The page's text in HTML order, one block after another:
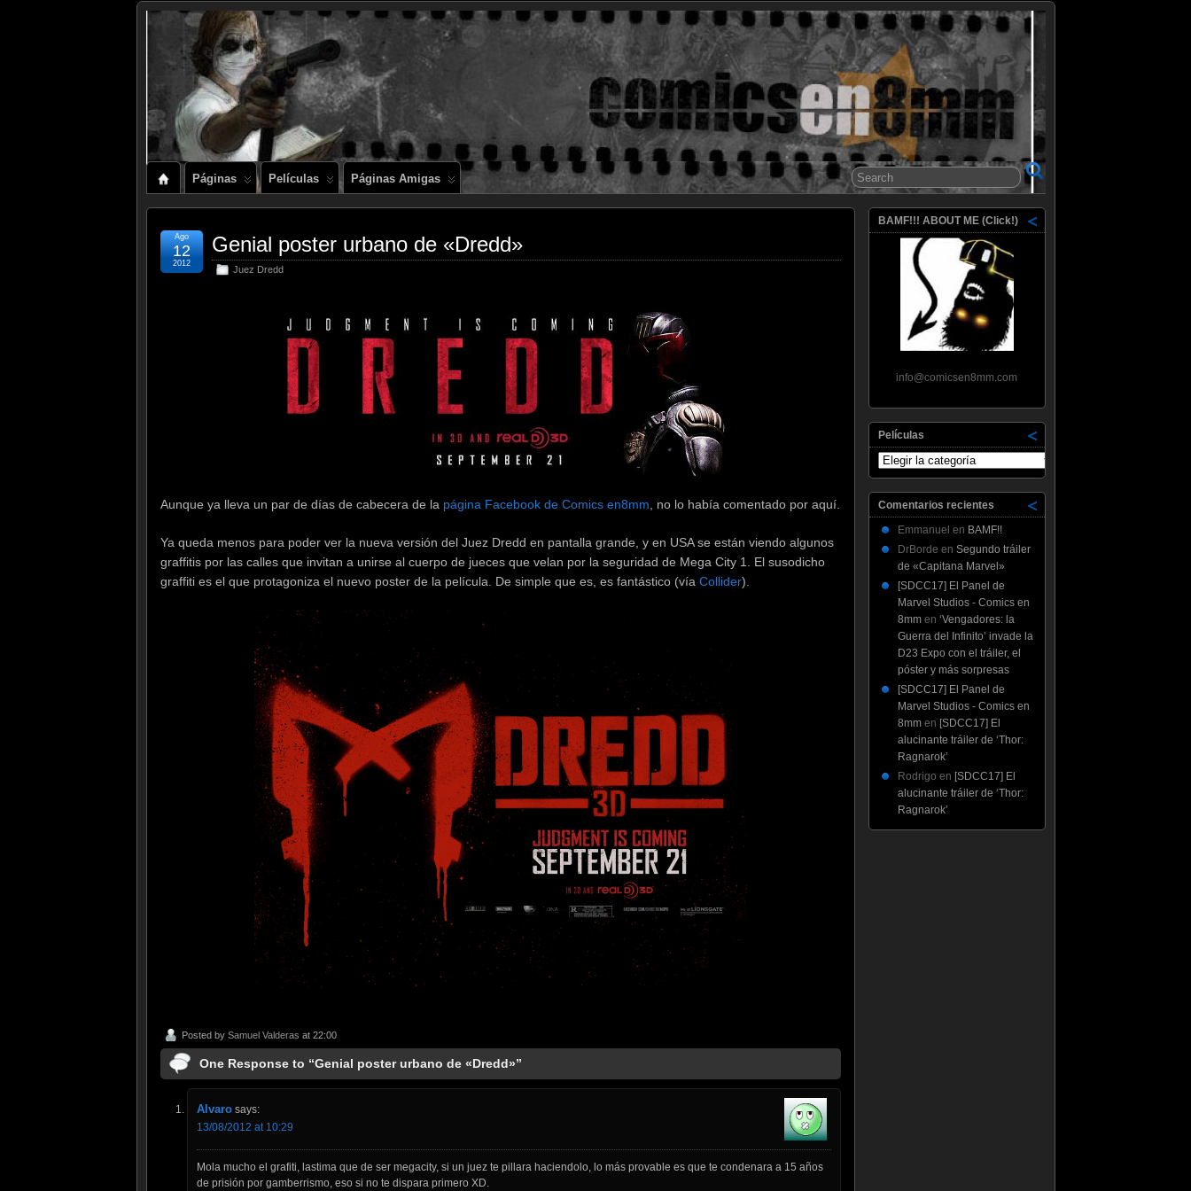
Comics en 8mm
Páginas Películas Páginas Amigas
Genial poster urbano de «Dredd»
Juez Dredd
Ago
12
2012
Aunque ya lleva un par de días de cabecera de la página Facebook de Comics en8mm , no lo había comentado por aquí.
Ya queda menos para poder ver la nueva versión del Juez Dredd en pantalla grande, y en USA se están viendo algunos
graffitis por las calles que invitan a unirse al cuerpo de jueces que velan por la seguridad de Mega City 1. El susodicho
graffiti es el que protagoniza el nuevo poster de la película. De simple que es, es fantástico (vía Collider).
Posted by Samuel Valderas at 22:00
One Response to “Genial poster urbano de «Dredd»”
Alvaro says:
13/08/2012 at 10:29
Mola mucho el grafiti, lastima que de ser megacity, si un juez te pillara haciendolo, lo más provable es que te condenara a 15 años
de prisión por gamberrismo, eso si no te dispara primero XD.
BAMF!!! ABOUT ME (Click!)
info@comicsen8mm.com
Películas
Películas
Comentarios recientes
Emmanuel en BAMF!!
DrBorde en Segundo tráiler
de «Capitana Marvel»
[SDCC17] El Panel de
Marvel Studios - Comics en
8mmen ‘Vengadores: la
Guerra del Infinito’ invade la
D23 Expo con el tráiler, el
póster y más sorpresas
[SDCC17] El Panel de
Marvel Studios - Comics en
8mmen [SDCC17] El
alucinante tráiler de ‘Thor:
Ragnarok’
Rodrigo en [SDCC17] El
alucinante tráiler de ‘Thor:
Ragnarok’